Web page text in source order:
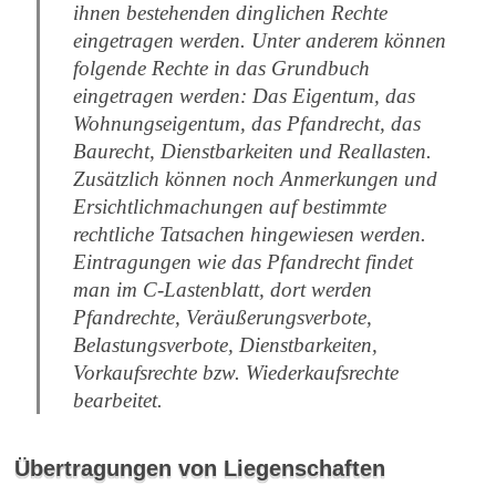
ihnen bestehenden dinglichen Rechte
eingetragen werden. Unter anderem können
folgende Rechte in das Grundbuch
eingetragen werden: Das Eigentum, das
Wohnungseigentum, das Pfandrecht, das
Baurecht, Dienstbarkeiten und Reallasten.
Zusätzlich können noch Anmerkungen und
Ersichtlichmachungen auf bestimmte
rechtliche Tatsachen hingewiesen werden.
Eintragungen wie das Pfandrecht findet
man im C-Lastenblatt, dort werden
Pfandrechte, Veräußerungsverbote,
Belastungsverbote, Dienstbarkeiten,
Vorkaufsrechte bzw. Wiederkaufsrechte
bearbeitet.
Übertragungen von Liegenschaften